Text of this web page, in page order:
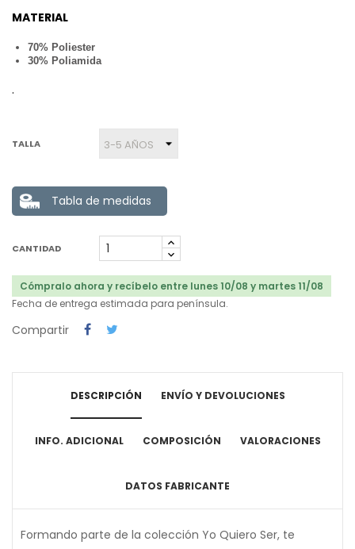
MATERIAL
70% Poliester
30% Poliamida
.
TALLA
Tabla de medidas
CANTIDAD
Cómpralo ahora y recíbelo entre lunes 10/08 y martes 11/08
Fecha de entrega estimada para península.
Compartir
DESCRIPCIÓN ENVÍO Y DEVOLUCIONES
INFO. ADICIONAL COMPOSICIÓN VALORACIONES
DATOS FABRICANTE
Formando parte de la colección Yo Quiero Ser, te